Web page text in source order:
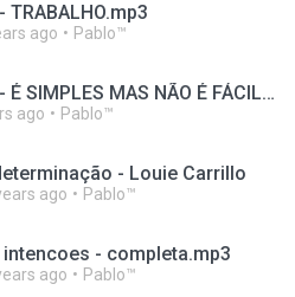
TRABALHO.mp3
ago Pablo™
LAIR RIBEIRO - É SIMPLES MAS NÃO É FÁCIL.wma
ago Pablo™
- Louie Carrillo
ago Pablo™
- completa.mp3
ago Pablo™